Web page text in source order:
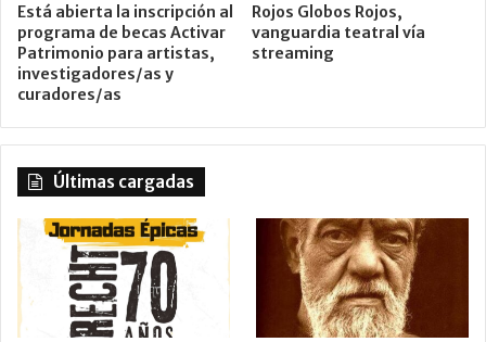
Está abierta la inscripción al
programa de becas Activar
Patrimonio para artistas,
investigadores/as y
curadores/as
Rojos Globos Rojos,
vanguardia teatral vía
streaming
Últimas cargadas